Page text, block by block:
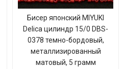
Бисер японский MIYUKI
Delica цилиндр 15/0 DBS-
0378 темно-бордовый,
металлизированный
матовый, 5 грамм